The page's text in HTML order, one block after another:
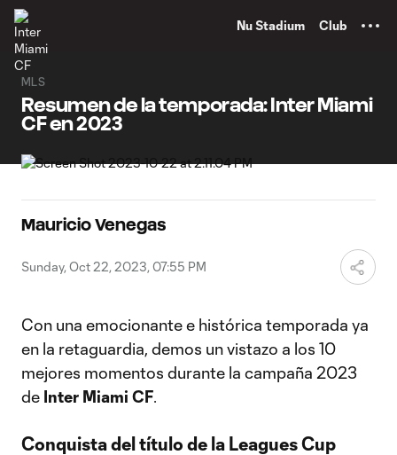
Nu Stadium Club
MLS
Resumen de la temporada: Inter Miami
CF en 2023
Mauricio Venegas
Sunday, Oct 22, 2023, 07:55 PM
Con una emocionante e histórica temporada ya
en la retaguardia, demos un vistazo a los 10
mejores momentos durante la campaña 2023
de Inter Miami CF.
Conquista del título de la Leagues Cup